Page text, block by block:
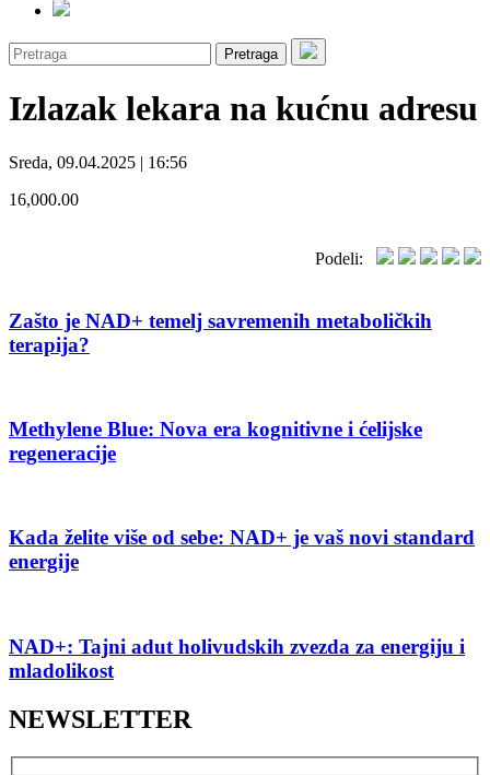
Pretraga
Izlazak lekara na kućnu adresu
Sreda, 09.04.2025 | 16:56
16,000.00
Podeli:
Zašto je NAD+ temelj savremenih metaboličkih
terapija?
Methylene Blue: Nova era kognitivne i ćelijske
regeneracije
Kada želite više od sebe: NAD+ je vaš novi standard
energije
NAD+: Tajni adut holivudskih zvezda za energiju i
mladolikost
NEWSLETTER